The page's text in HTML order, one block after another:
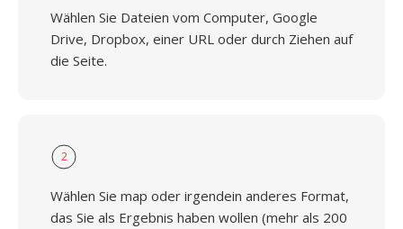
Wählen Sie Dateien vom Computer, Google
Drive, Dropbox, einer URL oder durch Ziehen auf
die Seite.
2
Wählen Sie map oder irgendein anderes Format,
das Sie als Ergebnis haben wollen (mehr als 200